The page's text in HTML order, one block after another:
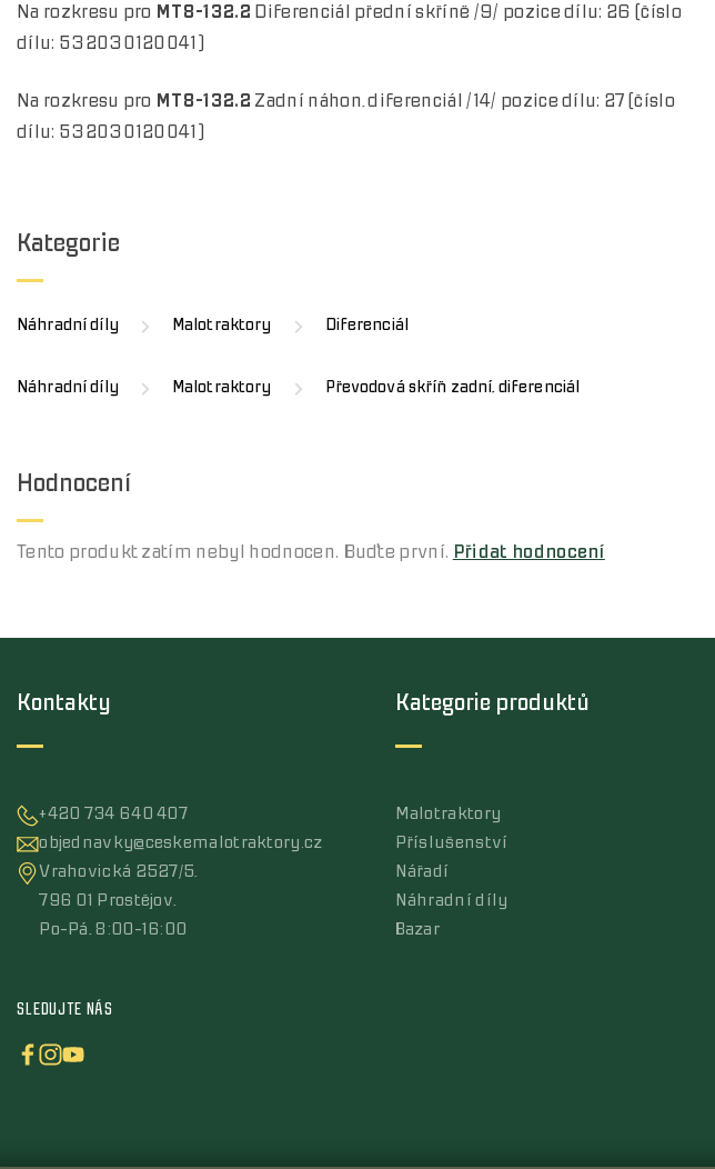
Na rozkresu pro MT8-132.2 Diferenciál přední skříně /9/ pozice dílu: 26 (číslo
dílu: 532030120041)
Na rozkresu pro MT8-132.2 Zadní náhon, diferenciál /14/ pozice dílu: 27 (číslo
dílu: 532030120041)
Kategorie
Náhradní díly Malotraktory Diferenciál
Náhradní díly Malotraktory Převodová skříň zadní, diferenciál
Hodnocení
Tento produkt zatím nebyl hodnocen. Buďte první. Přidat hodnocení
Kontakty
+420 734 640 407
objednavky@ceskemalotraktory.cz
Vrahovická 2527/5,
796 01 Prostějov,
Po-Pá, 8:00-16:00
SLEDUJTE NÁS
Kategorie produktů
Malotraktory
Příslušenství
Nářadí
Náhradní díly
Bazar